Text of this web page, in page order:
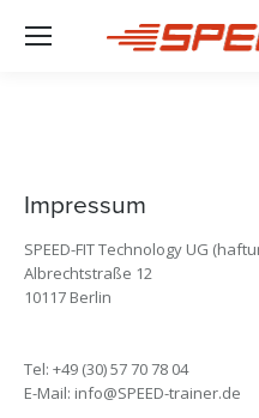
Impressum
SPEED-FIT Technology UG
Albrechtstraße 12
10117 Berlin
Tel: +49 (30) 57 70 78 04
E-Mail: info@SPEED-trainer.de